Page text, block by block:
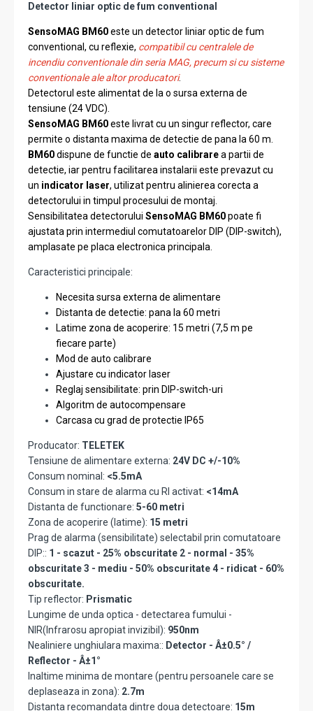
Detector liniar optic de fum conventional
SensoMAG BM60este un detector liniar optic de fum
conventional, cu reflexie, compatibil cu centralele de
incendiu conventionale din seria MAG, precum si cu sisteme
conventionale ale altor producatori.
Detectorul este alimentat de la o sursa externa de
tensiune (24 VDC).
SensoMAG BM60este livrat cu un singur reflector, care
permite o distanta maxima de detectie de pana la 60 m.
BM60dispune de functie de auto calibrarea partii de
detectie, iar pentru facilitarea instalarii este prevazut cu
un indicator laser, utilizat pentru alinierea corecta a
detectorului in timpul procesului de montaj.
Sensibilitatea detectorului SensoMAG BM60poate fi
ajustata prin intermediul comutatoarelor DIP (DIP-switch),
amplasate pe placa electronica principala.
Caracteristici principale:
Necesita sursa externa de alimentare
Distanta de detectie: pana la 60 metri
Latime zona de acoperire: 15 metri (7,5 m pe
fiecare parte)
Mod de auto calibrare
Ajustare cu indicator laser
Reglaj sensibilitate: prin DIP-switch-uri
Algoritm de autocompensare
Carcasa cu grad de protectie IP65
Producator: TELETEK
Tensiune de alimentare externa: 24V DC +/-10%
Consum nominal: <5.5mA
Consum in stare de alarma cu RI activat: <14mA
Distanta de functionare: 5-60 metri
Zona de acoperire (latime): 15 metri
Prag de alarma (sensibilitate) selectabil prin comutatoare
DIP:: 1 - scazut - 25% obscuritate 2 - normal - 35%
obscuritate 3 - mediu - 50% obscuritate 4 - ridicat - 60%
obscuritate.
Tip reflector: Prismatic
Lungime de unda optica - detectarea fumului -
NIR(Infrarosu apropiat invizibil): 950nm
Nealiniere unghiulara maxima:: Detector - Â±0.5° /
Reflector - Â±1°
Inaltime minima de montare (pentru persoanele care se
deplaseaza in zona): 2.7m
Distanta recomandata dintre doua detectoare: 15m